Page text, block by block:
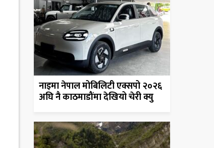
नाइमा नेपाल मोबिलिटी एक्सपो २०२६
अघि नै काठमाडौंमा देखियो चेरी क्यु